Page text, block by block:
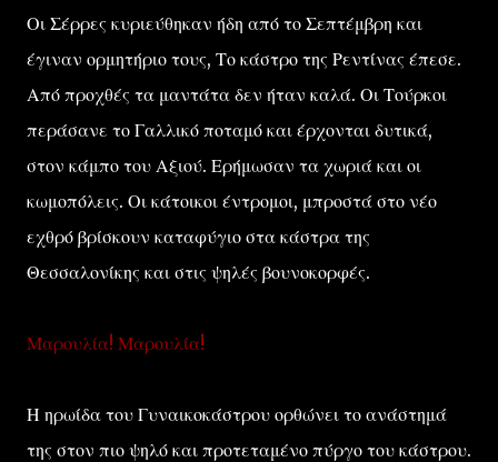
Οι Σέρρες κυριεύθηκαν ήδη από το Σεπτέμβρη και
έγιναν ορμητήριο τους, Το κάστρο της Ρεντίνας έπεσε.
Από προχθές τα μαντάτα δεν ήταν καλά. Οι Τούρκοι
περάσανε το Γαλλικό ποταμό και έρχονται δυτικά,
στον κάμπο του Αξιού. Ερήμωσαν τα χωριά και οι
κωμοπόλεις. Οι κάτοικοι έντρομοι, μπροστά στο νέο
εχθρό βρίσκουν καταφύγιο στα κάστρα της
Θεσσαλονίκης και στις ψηλές βουνοκορφές.
Μαρουλία! Μαρουλία!
Η ηρωίδα του Γυναικοκάστρου ορθώνει το ανάστημά
της στον πιο ψηλό και προτεταμένο πύργο του κάστρου.